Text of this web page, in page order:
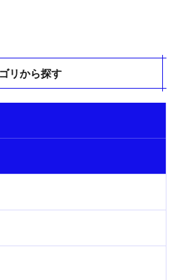
リから探す